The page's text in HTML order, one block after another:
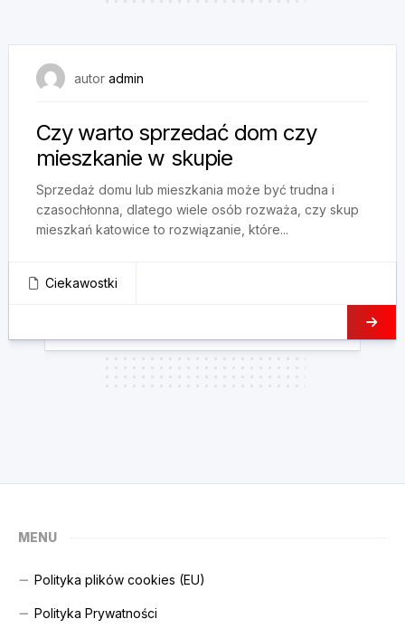
autor admin
Czy warto sprzedać dom czy
mieszkanie w skupie
Sprzedaż domu lub mieszkania może być trudna i
czasochłonna, dlatego wiele osób rozważa, czy skup
mieszkań katowice to rozwiązanie, które...
Ciekawostki
MENU
Polityka plików cookies (EU)
Polityka Prywatności